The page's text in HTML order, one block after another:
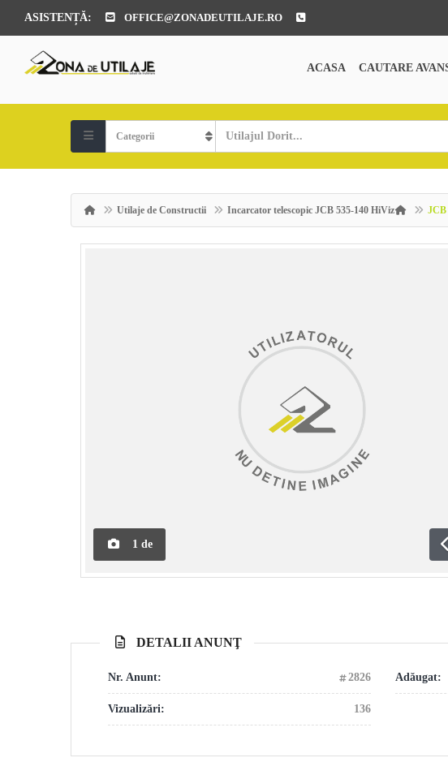
ASISTENȚĂ: OFFICE@ZONADEUTILAJE.RO
ACASA CAUTARE
Utilaje de Constructii Incarcator telescopic JCB 535-140 HiViz JCB
1 de
DETALII ANUNŢ
Nr. Anunt: 2826 Adăugat:
Vizualizări: 136